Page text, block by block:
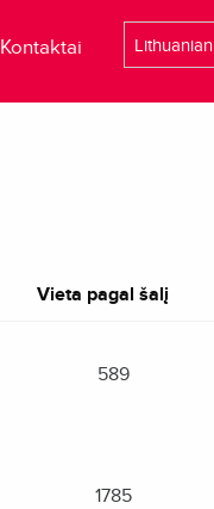
Kontaktai
Vieta pagal šalį
589
1785